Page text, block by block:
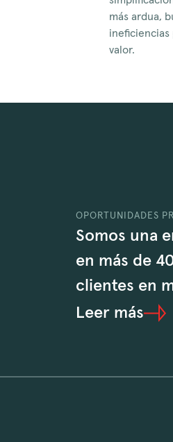
más ardua,
valor.
OPORTUNIDADES
Somos una
en más de
clientes en
Leer más